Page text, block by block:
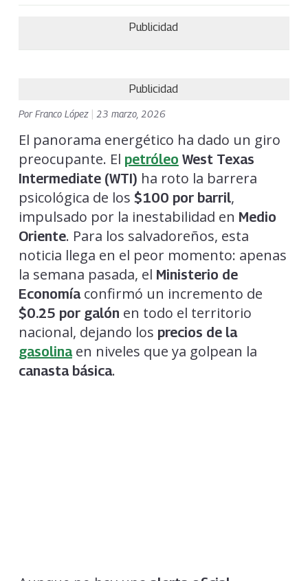
Publicidad
Publicidad
PorFranco López 23 marzo, 2026
El panorama energético ha dado un giro
preocupante. El petróleo West Texas
Intermediate (WTI) ha roto la barrera
psicológica de los $100 por barril,
impulsado por la inestabilidad en Medio
Oriente. Para los salvadoreños, esta
noticia llega en el peor momento: apenas
la semana pasada, el Ministerio de
Economíaconfirmó un incremento de
$0.25 por galón en todo el territorio
nacional, dejando los precios de la
gasolinaen niveles que ya golpean la
canasta básica.